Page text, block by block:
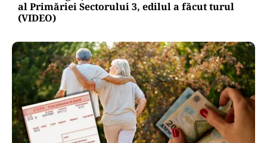
al Primăriei Sectorului 3, edilul a făcut turul
(VIDEO)